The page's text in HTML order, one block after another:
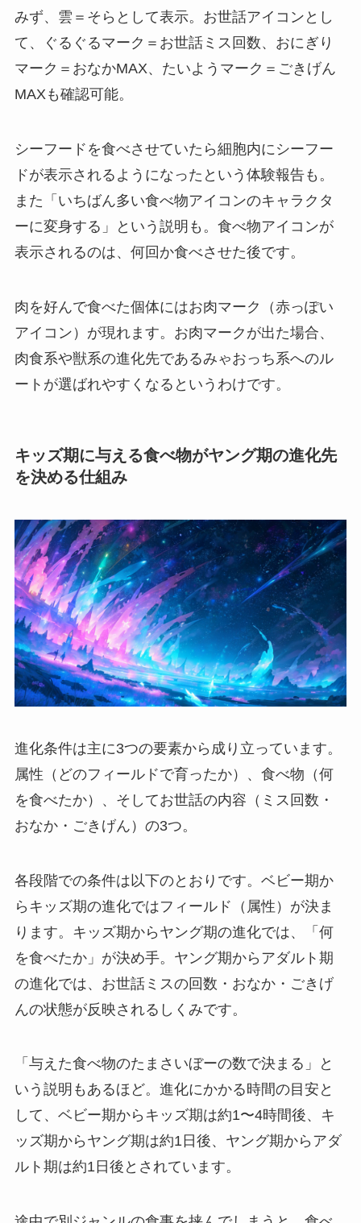
みず、雲＝そらとして表示。お世話アイコンとし
て、ぐるぐるマーク＝お世話ミス回数、おにぎり
マーク＝おなかMAX、たいようマーク＝ごきげん
MAXも確認可能。
シーフードを食べさせていたら細胞内にシーフー
ドが表示されるようになったという体験報告も。
また「いちばん多い食べ物アイコンのキャラクタ
ーに変身する」という説明も。食べ物アイコンが
表示されるのは、何回か食べさせた後です。
肉を好んで食べた個体にはお肉マーク（赤っぽい
アイコン）が現れます。お肉マークが出た場合、
肉食系や獣系の進化先であるみゃおっち系へのル
ートが選ばれやすくなるというわけです。
キッズ期に与える食べ物がヤング期の進化先
を決める仕組み
進化条件は主に3つの要素から成り立っています。
属性（どのフィールドで育ったか）、食べ物（何
を食べたか）、そしてお世話の内容（ミス回数・
おなか・ごきげん）の3つ。
各段階での条件は以下のとおりです。ベビー期か
らキッズ期の進化ではフィールド（属性）が決ま
ります。キッズ期からヤング期の進化では、「何
を食べたか」が決め手。ヤング期からアダルト期
の進化では、お世話ミスの回数・おなか・ごきげ
んの状態が反映されるしくみです。
「与えた食べ物のたまさいぼーの数で決まる」と
いう説明もあるほど。進化にかかる時間の目安と
して、ベビー期からキッズ期は約1〜4時間後、キ
ッズ期からヤング期は約1日後、ヤング期からアダ
ルト期は約1日後とされています。